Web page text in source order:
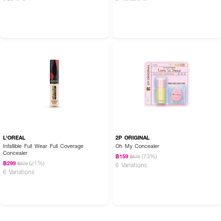
L'OREAL
Infallible Full Wear Full Coverage
Concealer
฿299 ฿379 (21%)
6 Variations
2P ORIGINAL
Oh My Concealer
฿159 ฿579 (73%)
6 Variations